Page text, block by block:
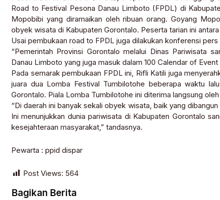
Road to Festival Pesona Danau Limboto (FPDL) di
Mopobibi yang diramaikan oleh ribuan orang. Goyang
obyek wisata di Kabupaten Gorontalo. Peserta tarian ini
Usai pembukaan road to FPDL juga dilakukan konferensi
“Pemerintah Provinsi Gorontalo melalui Dinas Pariwisata
Danau Limboto yang juga masuk dalam 100 Calendar of
Pada semarak pembukaan FPDL ini, Rifli Katili juga
juara dua Lomba Festival Tumbilotohe beberapa waktu
Gorontalo. Piala Lomba Tumbilotohe ini diterima langsung
“Di daerah ini banyak sekali obyek wisata, baik yang
Ini menunjukkan dunia pariwisata di Kabupaten Gorontalo
kesejahteraan masyarakat,” tandasnya.
Pewarta : ppid dispar
Post Views: 564
Bagikan Berita